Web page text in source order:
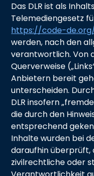
Das DLR ist als
Telemediengesetz
https://code-
werden, nach den
verantwortlich. Von
Querverweise
Anbietern bereit
unterscheiden.
DLR insofern
die durch den
entsprechend
Inhalte wurden bei
daraufhin überprüft,
zivilrechtliche oder